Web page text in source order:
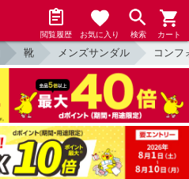
閲覧履歴 お気に入り 検索 カート
靴 メンズサンダル コンフ